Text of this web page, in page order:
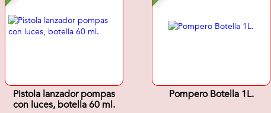
Pistola lanzador pompas
con luces, botella 60 ml.
Pompero Botella 1L.